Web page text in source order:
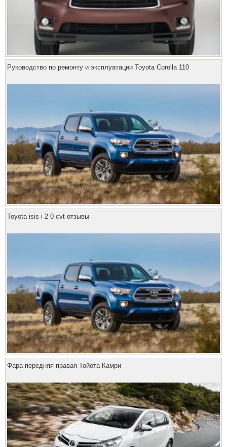
Руководство по ремонту и эксплуатации Toyota Corolla 110
Toyota isis i 2 0 cvt отзывы
Фара передняя правая Тойота Камри